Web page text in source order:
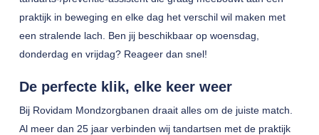
praktijk in beweging en elke dag het verschil wil maken met
een stralende lach. Ben jij beschikbaar op woensdag,
donderdag en vrijdag? Reageer dan snel!
De perfecte klik, elke keer weer
Bij Rovidam Mondzorgbanen draait alles om de juiste match.
Al meer dan 25 jaar verbinden wij tandartsen met de praktijk